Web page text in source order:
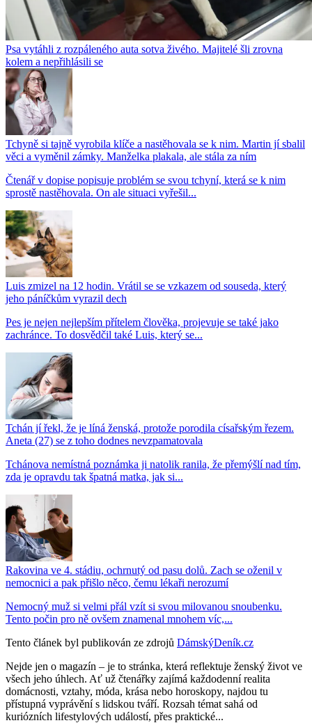
Psa vytáhli z rozpáleného auta sotva živého. Majitelé šli zrovna
kolem a nepřihlásili se
Tchyně si tajně vyrobila klíče a nastěhovala se k nim. Martin jí sbalil
věci a vyměnil zámky. Manželka plakala, ale stála za ním
Čtenář v dopise popisuje problém se svou tchyní, která se k nim
sprostě nastěhovala. On ale situaci vyřešil...
Luis zmizel na 12 hodin. Vrátil se se vzkazem od souseda, který
jeho páníčkům vyrazil dech
Pes je nejen nejlepším přítelem člověka, projevuje se také jako
zachránce. To dosvědčil také Luis, který se...
Tchán jí řekl, že je líná ženská, protože porodila císařským řezem.
Aneta (27) se z toho dodnes nevzpamatovala
Tchánova nemístná poznámka ji natolik ranila, že přemýšlí nad tím,
zda je opravdu tak špatná matka, jak si...
Rakovina ve 4. stádiu, ochrnutý od pasu dolů. Zach se oženil v
nemocnici a pak přišlo něco, čemu lékaři nerozumí
Nemocný muž si velmi přál vzít si svou milovanou snoubenku.
Tento počin pro ně ovšem znamenal mnohem víc,...
Tento článek byl publikován ze zdrojů DámskýDeník.cz
Nejde jen o magazín – je to stránka, která reflektuje ženský život ve
všech jeho úhlech. Ať už čtenářky zajímá každodenní realita
domácnosti, vztahy, móda, krása nebo horoskopy, najdou tu
přístupná vyprávění s lidskou tváří. Rozsah témat sahá od
kuriózních lifestylových událostí, přes praktické...